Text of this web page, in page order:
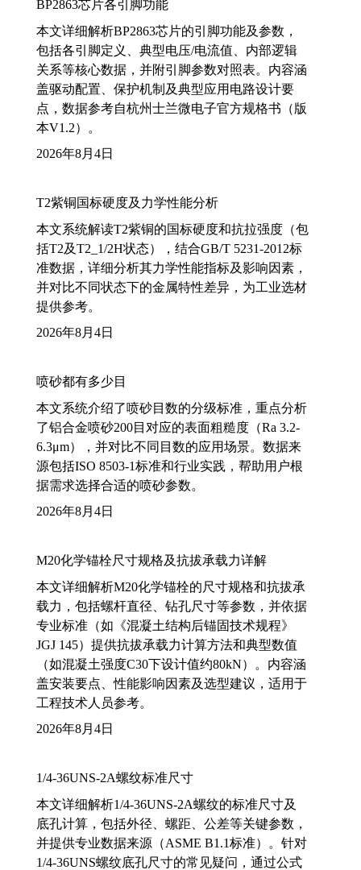
BP2863芯片各引脚功能
本文详细解析BP2863芯片的引脚功能及参数，
包括各引脚定义、典型电压/电流值、内部逻辑
关系等核心数据，并附引脚参数对照表。内容涵
盖驱动配置、保护机制及典型应用电路设计要
点，数据参考自杭州士兰微电子官方规格书（版
本V1.2）。
2026年8月4日
T2紫铜国标硬度及力学性能分析
本文系统解读T2紫铜的国标硬度和抗拉强度（包
括T2及T2_1/2H状态），结合GB/T 5231-2012标
准数据，详细分析其力学性能指标及影响因素，
并对比不同状态下的金属特性差异，为工业选材
提供参考。
2026年8月4日
喷砂都有多少目
本文系统介绍了喷砂目数的分级标准，重点分析
了铝合金喷砂200目对应的表面粗糙度（Ra 3.2-
6.3μm），并对比不同目数的应用场景。数据来
源包括ISO 8503-1标准和行业实践，帮助用户根
据需求选择合适的喷砂参数。
2026年8月4日
M20化学锚栓尺寸规格及抗拔承载力详解
本文详细解析M20化学锚栓的尺寸规格和抗拔承
载力，包括螺杆直径、钻孔尺寸等参数，并依据
专业标准（如《混凝土结构后锚固技术规程》
JGJ 145）提供抗拔承载力计算方法和典型数值
（如混凝土强度C30下设计值约80kN）。内容涵
盖安装要点、性能影响因素及选型建议，适用于
工程技术人员参考。
2026年8月4日
1/4-36UNS-2A螺纹标准尺寸
本文详细解析1/4-36UNS-2A螺纹的标准尺寸及
底孔计算，包括外径、螺距、公差等关键参数，
并提供专业数据来源（ASME B1.1标准）。针对
1/4-36UNS螺纹底孔尺寸的常见疑问，通过公式